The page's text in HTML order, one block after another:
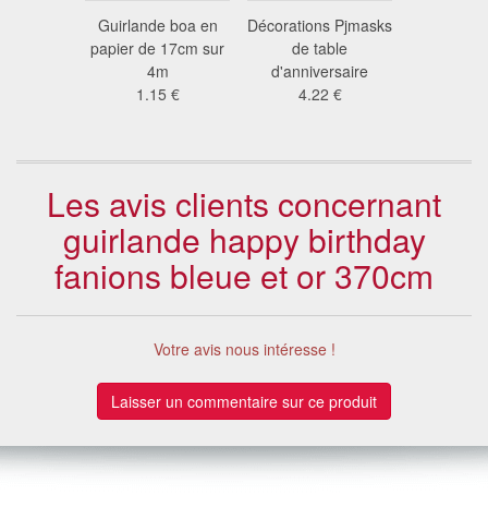
Guirlande boa en
papier de 17cm sur
4m
1.15 €
Décorations Pjmasks
de table
d'anniversaire
4.22 €
Les avis clients concernant
guirlande happy birthday
fanions bleue et or 370cm
Votre avis nous intéresse !
Laisser un commentaire sur ce produit